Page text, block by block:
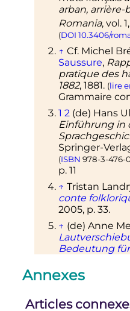
arban, arrière-
Romania, vol. 1,
(DOI 10.3406/
↑ Cf. Michel
Saussure,
pratique des
1882, 1881. (lire
Grammaire
1 2 (de) Hans
Einführung in
Springer-
(ISBN 978-3-476-
p. 11
↑ Tristan
conte
2005, p. 33.
↑ (de) Anne
Bedeutung
mutation
signification
https://
Annexes
Articles